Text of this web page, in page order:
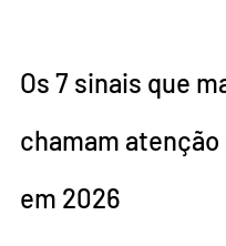
Os 7 sinais que
chamam atenção
em 2026